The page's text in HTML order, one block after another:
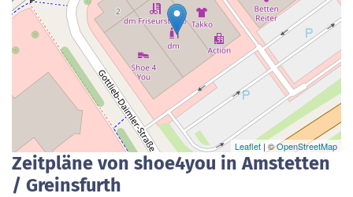
Leaflet | ©OpenStreetMap
Zeitpläne von shoe4you in Amstetten
/ Greinsfurth